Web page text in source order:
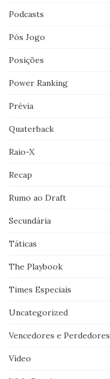
Podcasts
Pós Jogo
Posições
Power Ranking
Prévia
Quaterback
Raio-X
Recap
Rumo ao Draft
Secundária
Táticas
The Playbook
Times Especiais
Uncategorized
Vencedores e Perdedores
Vídeo